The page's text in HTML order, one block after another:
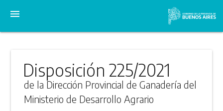
menu
Disposición 225/2021
de la Dirección Provincial de Ganadería del
Ministerio de Desarrollo Agrario